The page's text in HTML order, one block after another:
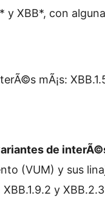
y XBB*, con
mÃ¡s:
de
(VUM) y sus
XBB.1.9.2 y